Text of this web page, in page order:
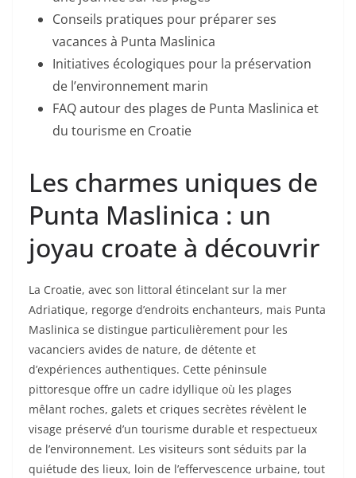
Conseils pratiques pour préparer ses
vacances à Punta Maslinica
Initiatives écologiques pour la préservation
de l’environnement marin
FAQ autour des plages de Punta Maslinica et
du tourisme en Croatie
Les charmes uniques de
Punta Maslinica : un
joyau croate à découvrir
La Croatie, avec son littoral étincelant sur la mer
Adriatique, regorge d’endroits enchanteurs, mais Punta
Maslinica se distingue particulièrement pour les
vacanciers avides de nature, de détente et
d’expériences authentiques. Cette péninsule
pittoresque offre un cadre idyllique où les plages
mêlant roches, galets et criques secrètes révèlent le
visage préservé d’un tourisme durable et respectueux
de l’environnement. Les visiteurs sont séduits par la
quiétude des lieux, loin de l’effervescence urbaine, tout